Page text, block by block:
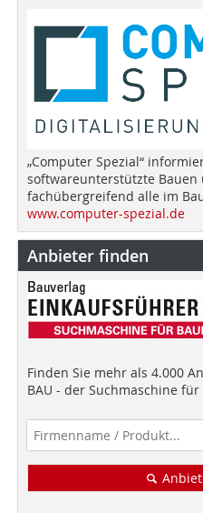
„Computer Spezial“
softwareunterstützte
fachübergreifend alle im
www.computer-spezial.de
Anbieter finden
Finden Sie mehr als 4.000
BAU - der Suchmaschine